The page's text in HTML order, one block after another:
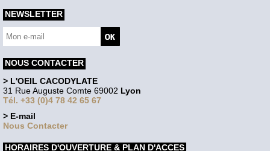
NEWSLETTER
NOUS CONTACTER
> L'OEIL CACODYLATE
31 Rue Auguste Comte 69002 Lyon
Tél. +33 (0)4 78 42 65 67
> E-mail
Nous Contacter
HORAIRES D'OUVERTURE & PLAN D'ACCES